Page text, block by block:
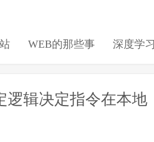
WEB的那些事 深度学习
逻辑决定指令在本地